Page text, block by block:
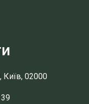
Київ, 02000